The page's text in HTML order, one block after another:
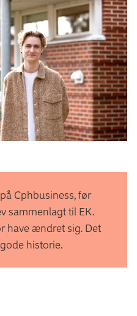
Cphbusiness, før
sammenlagt til EK.
have ændret sig. Det
historie.